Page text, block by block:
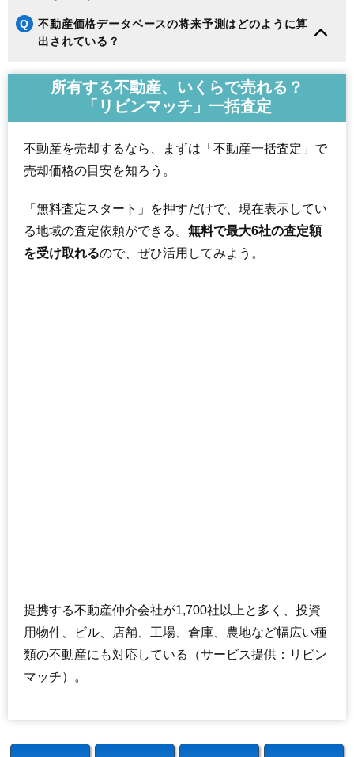
Q
不動産価格データベースの将来予測はどのように算
出されている？
所有する不動産、いくらで売れる？
「リビンマッチ」一括査定
不動産を売却するなら、まずは「不動産一括査定」で
売却価格の目安を知ろう。
「無料査定スタート」を押すだけで、現在表示してい
る地域の査定依頼ができる。 無料で最大6社の査定額
を受け取れるので、ぜひ活用してみよう。
提携する不動産仲介会社が1,700社以上と多く、投資
用物件、ビル、店舗、工場、倉庫、農地など幅広い種
類の不動産にも対応している（サービス提供：リビン
マッチ）。